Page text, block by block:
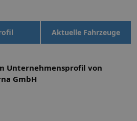
Aktuelle Fahrzeuge
Unternehmensprofil von
GmbH